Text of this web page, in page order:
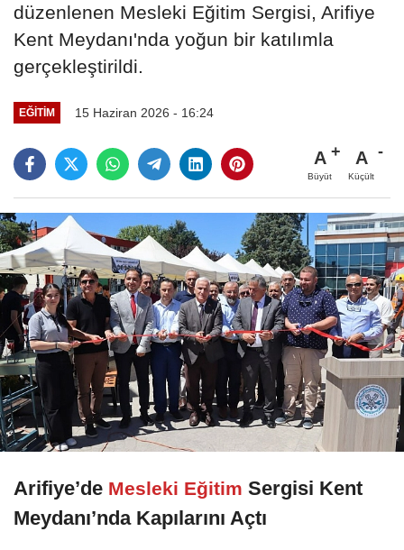
düzenlenen Mesleki Eğitim Sergisi, Arifiye
Kent Meydanı'nda yoğun bir katılımla
gerçekleştirildi.
EĞITIM 15 Haziran 2026 - 16:24
A
Büyüt
A
Küçült
Arifiye’de Mesleki Eğitim Sergisi Kent
Meydanı’nda Kapılarını Açtı